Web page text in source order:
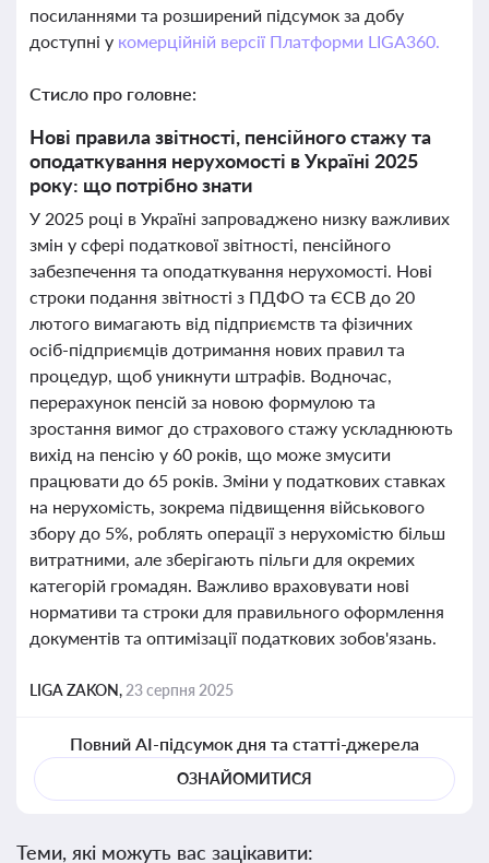
посиланнями та розширений підсумок за добу
доступні у комерційній версії Платформи LIGA360.
Стисло про головне:
Нові правила звітності, пенсійного стажу та
оподаткування нерухомості в Україні 2025
року: що потрібно знати
У 2025 році в Україні запроваджено низку важливих
змін у сфері податкової звітності, пенсійного
забезпечення та оподаткування нерухомості. Нові
строки подання звітності з ПДФО та ЄСВ до 20
лютого вимагають від підприємств та фізичних
осіб-підприємців дотримання нових правил та
процедур, щоб уникнути штрафів. Водночас,
перерахунок пенсій за новою формулою та
зростання вимог до страхового стажу ускладнюють
вихід на пенсію у 60 років, що може змусити
працювати до 65 років. Зміни у податкових ставках
на нерухомість, зокрема підвищення військового
збору до 5%, роблять операції з нерухомістю більш
витратними, але зберігають пільги для окремих
категорій громадян. Важливо враховувати нові
нормативи та строки для правильного оформлення
документів та оптимізації податкових зобов'язань.
LIGA ZAKON, 23 серпня 2025
Повний AI-підсумок дня та статті-джерела
ОЗНАЙОМИТИСЯ
Теми, які можуть вас зацікавити: